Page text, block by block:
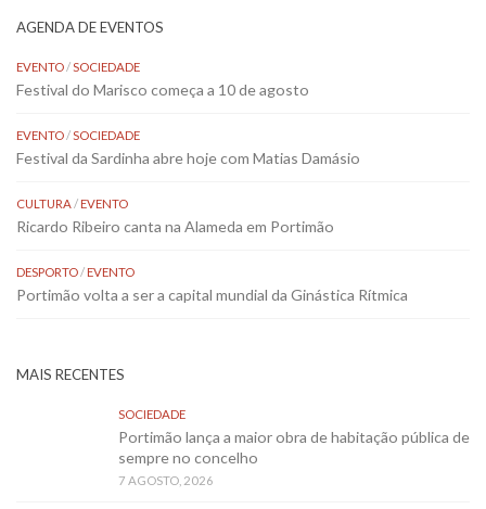
AGENDA DE EVENTOS
EVENTO/SOCIEDADE
Festival do Marisco começa a 10 de agosto
EVENTO/SOCIEDADE
Festival da Sardinha abre hoje com Matias Damásio
CULTURA/EVENTO
Ricardo Ribeiro canta na Alameda em Portimão
DESPORTO/EVENTO
Portimão volta a ser a capital mundial da Ginástica Rítmica
MAIS RECENTES
SOCIEDADE
Portimão lança a maior obra de habitação pública de
sempre no concelho
7 AGOSTO, 2026